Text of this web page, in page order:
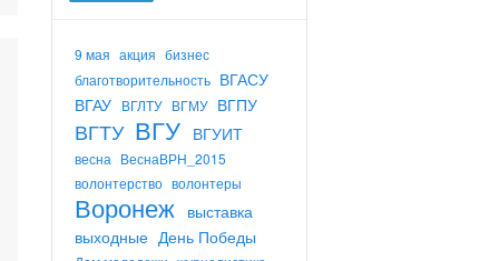
9 мая акция бизнес
благотворительность ВГАСУ
ВГАУ ВГЛТУ ВГМУ ВГПУ
ВГТУ ВГУ ВГУИТ
весна ВеснаВРН_2015
волонтерство волонтеры
Воронеж выставка
выходные День Победы